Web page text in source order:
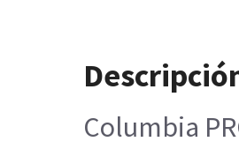
Columbia